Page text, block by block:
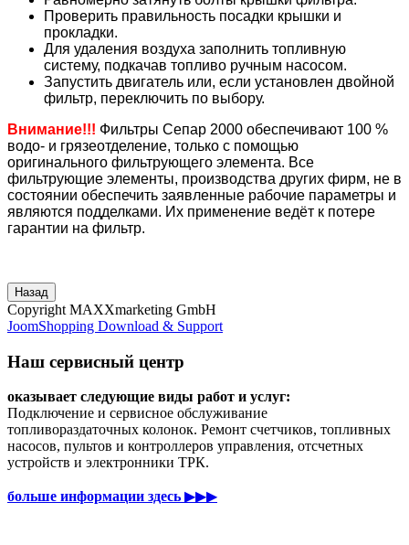
Проверить правильность посадки крышки и
прокладки.
Для удаления воздуха заполнить топливную
систему, подкачав топливо ручным насосом.
Запустить двигатель или, если установлен двойной
фильтр, переключить по выбору.
Внимание!!! Фильтры Сепар 2000 обеспечивают 100 %
водо- и грязеотделение, только с помощью
оригинального фильтрующего элемента. Все
фильтрующие элементы, производства других фирм, не в
состоянии обеспечить заявленные рабочие параметры и
являются подделками. Их применение ведёт к потере
гарантии на фильтр.
Copyright MAXXmarketing GmbH
JoomShopping Download & Support
Наш сервисный центр
оказывает следующие виды работ и услуг:
Подключение и сервисное обслуживание
топливораздаточных колонок. Ремонт счетчиков, топливных
насосов, пультов и контроллеров управления, отсчетных
устройств и электронники ТРК.
больше информации здесь ▶▶▶